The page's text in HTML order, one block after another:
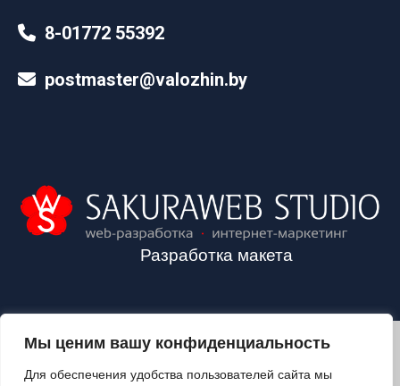
Мы ценим вашу конфиденциальность
Для обеспечения удобства пользователей сайта мы
8-01772 55392
postmaster@valozhin.by
Разработка макета
2024©VALOZHIN.BY - НОВОСТИ ВОЛОЖИНСКОГО РАЙОНА